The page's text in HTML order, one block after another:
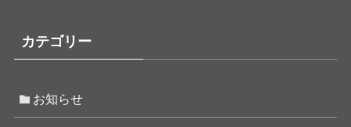
カテゴリー
お知らせ